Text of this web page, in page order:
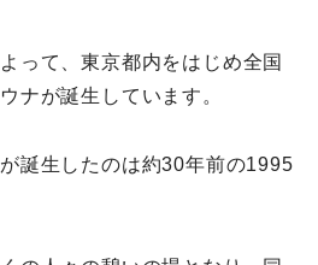
って、東京都内をはじめ全国
ナが誕生しています。
誕生したのは約30年前の1995